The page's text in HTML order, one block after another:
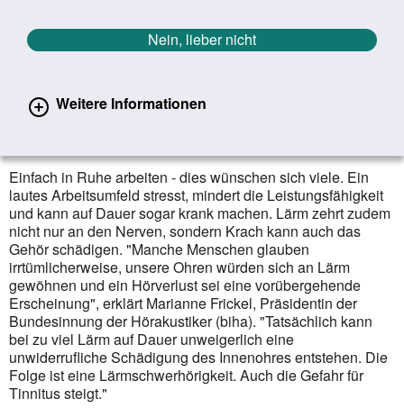
Nein, lieber nicht
Weitere Informationen
Zurück zur Übersicht erster
vorheriger
1164/1627
Stressfaktor: Lärm am Arbeitsplatz
Einfach in Ruhe arbeiten - dies wünschen sich viele. Ein
lautes Arbeitsumfeld stresst, mindert die Leistungsfähigkeit
und kann auf Dauer sogar krank machen. Lärm zehrt zudem
nicht nur an den Nerven, sondern Krach kann auch das
Gehör schädigen. "Manche Menschen glauben
irrtümlicherweise, unsere Ohren würden sich an Lärm
gewöhnen und ein Hörverlust sei eine vorübergehende
Erscheinung", erklärt Marianne Frickel, Präsidentin der
Bundesinnung der Hörakustiker (biha). "Tatsächlich kann
bei zu viel Lärm auf Dauer unweigerlich eine
unwiderrufliche Schädigung des Innenohres entstehen. Die
Folge ist eine Lärmschwerhörigkeit. Auch die Gefahr für
Tinnitus steigt."